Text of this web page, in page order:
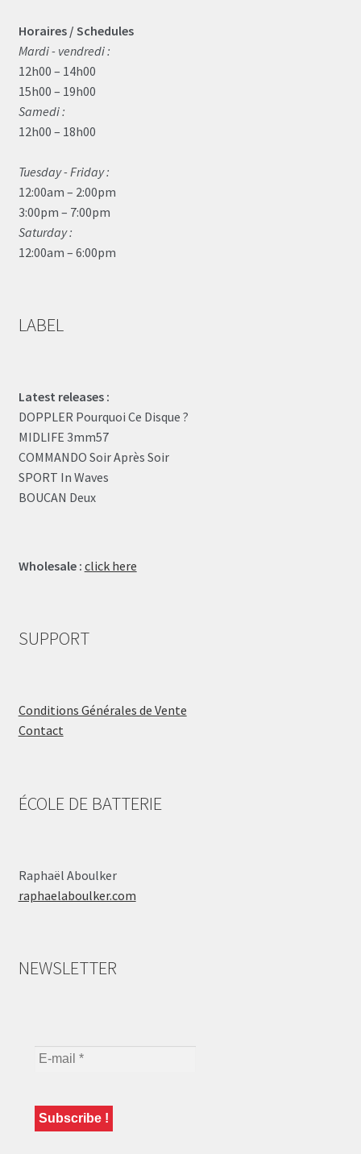
Horaires / Schedules
Mardi - vendredi :
12h00 – 14h00
15h00 – 19h00
Samedi :
12h00 – 18h00
Tuesday - Friday :
12:00am – 2:00pm
3:00pm – 7:00pm
Saturday :
12:00am – 6:00pm
LABEL
Latest releases :
DOPPLER Pourquoi Ce Disque ?
MIDLIFE 3mm57
COMMANDO Soir Après Soir
SPORT In Waves
BOUCAN Deux
Wholesale : click here
SUPPORT
Conditions Générales de Vente
Contact
ÉCOLE DE BATTERIE
Raphaël Aboulker
raphaelaboulker.com
NEWSLETTER